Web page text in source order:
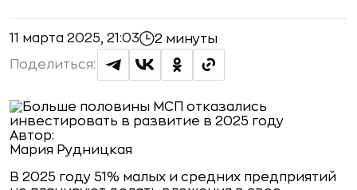
11 марта 2025, 21:03 2 минуты
Поделиться:
Автор:
Мария Рудницкая
В 2025 году 51% малых и средних предприятий